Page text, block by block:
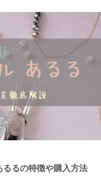
るるの特徴や購入方法